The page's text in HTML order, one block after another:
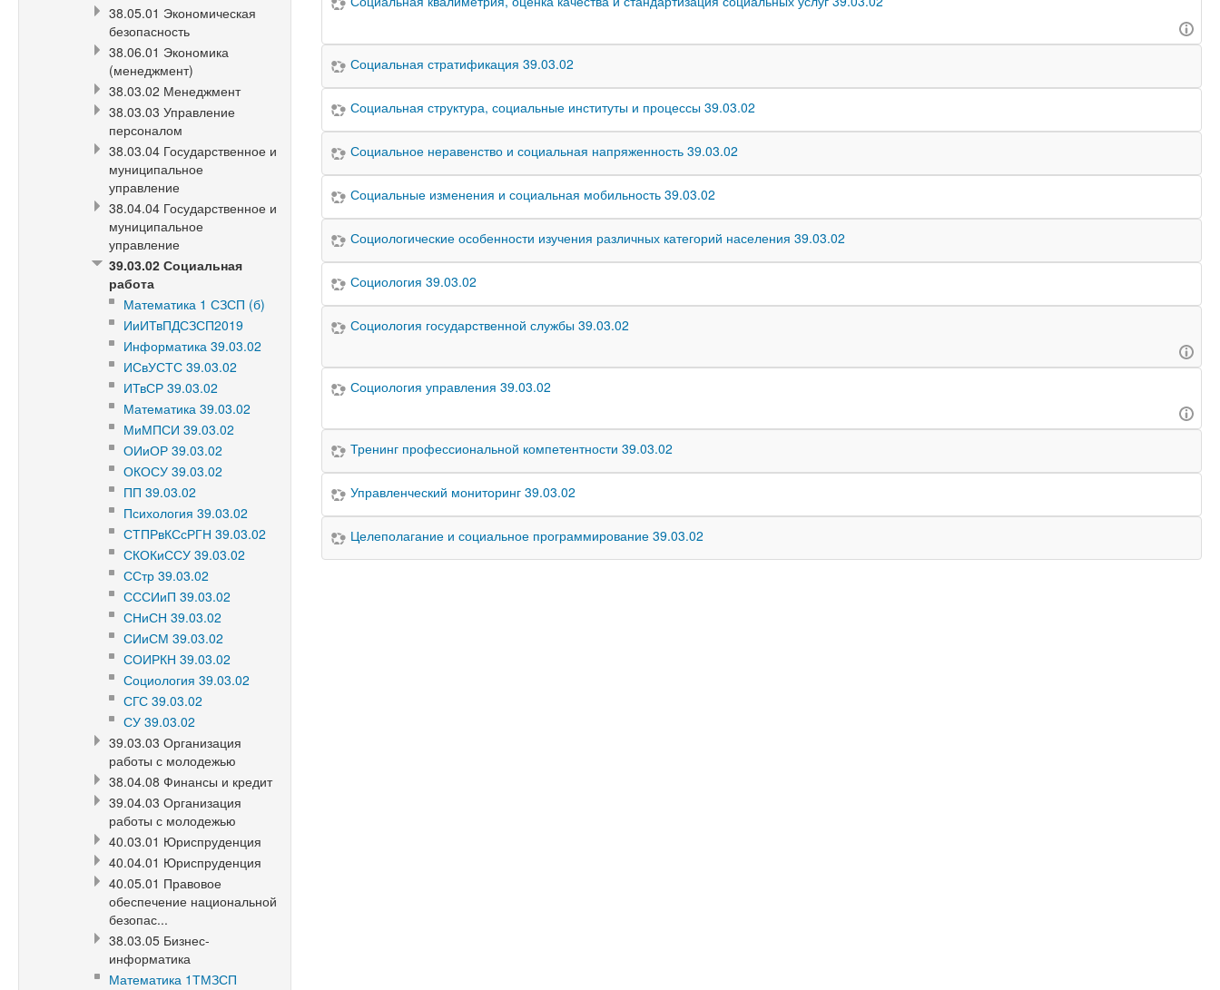
Социальная стратификация 39.03.02
Социальная структура, социальные институты и процессы 39.03.02
Социальное неравенство и социальная напряженность 39.03.02
Социальные изменения и социальная мобильность 39.03.02
Социологические особенности изучения различных категорий населения 39.03.02
Социология 39.03.02
Социология государственной службы 39.03.02
Социология управления 39.03.02
Тренинг профессиональной компетентности 39.03.02
Управленческий мониторинг 39.03.02
Целеполагание и социальное программирование 39.03.02
38.05.01 Экономическая
безопасность
38.06.01 Экономика
(менеджмент)
38.03.02 Менеджмент
38.03.03 Управление
персоналом
38.03.04 Государственное и
муниципальное
управление
38.04.04 Государственное и
муниципальное
управление
39.03.02 Социальная
работа
Математика 1 СЗСП (б)
ИиИТвПДСЗСП2019
Информатика 39.03.02
ИСвУСТС 39.03.02
ИТвСР 39.03.02
Математика 39.03.02
МиМПСИ 39.03.02
ОИиОР 39.03.02
ОКОСУ 39.03.02
ПП 39.03.02
Психология 39.03.02
СТПРвКСсРГН 39.03.02
СКОКиССУ 39.03.02
ССтр 39.03.02
СССИиП 39.03.02
СНиСН 39.03.02
СИиСМ 39.03.02
СОИРКН 39.03.02
Социология 39.03.02
СГС 39.03.02
СУ 39.03.02
39.03.03 Организация
работы с молодежью
38.04.08 Финансы и кредит
39.04.03 Организация
работы с молодежью
40.03.01 Юриспруденция
40.04.01 Юриспруденция
40.05.01 Правовое
обеспечение национальной
безопас...
38.03.05 Бизнес-
информатика
Математика 1ТМЗСП